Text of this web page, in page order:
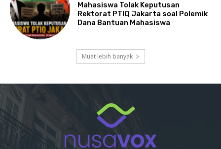
Mahasiswa Tolak Keputusan
Rektorat PTIQ Jakarta soal Polemik
Dana Bantuan Mahasiswa
Muat lebih banyak